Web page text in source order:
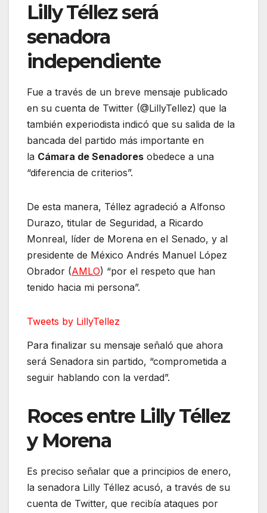
Lilly Téllez será
senadora
independiente
Fue a través de un breve mensaje publicado
en su cuenta de Twitter (@LillyTellez) que la
también experiodista indicó que su salida de la
bancada del partido más importante en
la Cámara de Senadores obedece a una
“diferencia de criterios”.
De esta manera, Téllez agradeció a Alfonso
Durazo, titular de Seguridad, a Ricardo
Monreal, líder de Morena en el Senado, y al
presidente de México Andrés Manuel López
Obrador (AMLO) “por el respeto que han
tenido hacia mi persona”.
Tweets by LillyTellez
Para finalizar su mensaje señaló que ahora
será Senadora sin partido, “comprometida a
seguir hablando con la verdad”.
Roces entre Lilly Téllez
y Morena
Es preciso señalar que a principios de enero,
la senadora Lilly Téllez acusó, a través de su
cuenta de Twitter, que recibía ataques por